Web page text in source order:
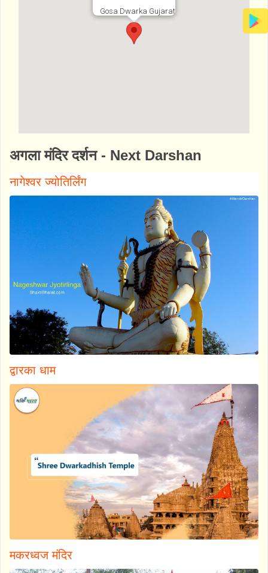
Gosa Dwarka Gujarat
-maa-mandir-gosa
अगला मंदिर दर्शन - Next Darshan
नागेश्वर ज्योतिर्लिंग
द्वारका धाम
मकरध्वज मंदिर